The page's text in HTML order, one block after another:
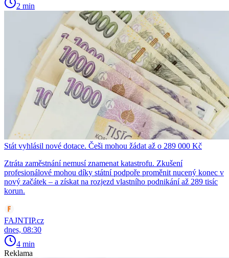
2 min
Stát vyhlásil nové dotace. Češi mohou žádat až o 289 000 Kč
Ztráta zaměstnání nemusí znamenat katastrofu. Zkušení
profesionálové mohou díky státní podpoře proměnit nucený konec v
nový začátek – a získat na rozjezd vlastního podnikání až 289 tisíc
korun.
FAJNTIP.cz
dnes, 08:30
4 min
Reklama